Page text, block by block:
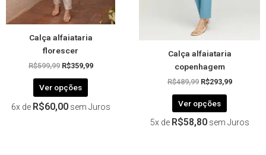
Calça alfaiataria
florescer
R$599,99 R$359,99
Ver opções
na
página
do
6x de R$60,00 sem Juros
Calça alfaiataria
copenhagem
R$489,99 R$293,99
Ver opções
produto
5x de R$58,80 sem Juros